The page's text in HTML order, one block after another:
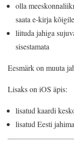
olla
saata e-kirja
liituda jahiga
sisestamata
Eesmärk on muuta
Lisaks on iOS äpis:
lisatud kaardi
lisatud Eesti